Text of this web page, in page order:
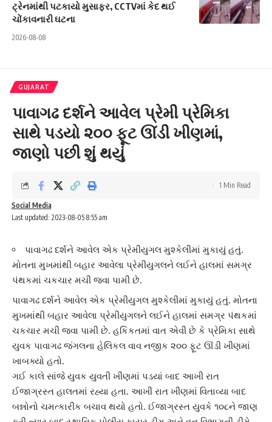
ટ્રેનમાંથી પટકાયો મુસાફર, CCTVમાં કેદ થઈ
ચોંકાવનારી ઘટના
2026-08-08
GUJARAT
પાવાગઢ દર્શને આવેલ પ્રેમી પ્રેમિકા
સાથે પડયો ૨૦૦ ફૂટ ઊંડી ખીણમાં,
જાણો પછી શું થયું
Last updated: 2023-08-05 8:55 am
Social Media
1 Min Read
પાવાગઢ દર્શને આવેલ એક પ્રેમીયુગલ મુશ્કેલીમાં મુકાયું હતું.
મોતના મુખમાંથી બહાર આવેલા પ્રેમીયુગલને લઈને હાલમાં સમગ્ર
પંથકમાં ચકચાર મચી જવા પામી છે.
પાવાગઢ દર્શને આવેલ એક પ્રેમીયુગલ મુશ્કેલીમાં મુકાયું હતું. મોતના
મુખમાંથી બહાર આવેલા પ્રેમીયુગલને લઈને હાલમાં સમગ્ર પંથકમાં
ચકચાર મચી જવા પામી છે. હકિકતમાં વાત એવી છે કે પ્રેમિકા સાથે
યુવક પાવાગઢ જંગલના હેલિકલ વાવ નજીક ૨૦૦ ફૂટ ઊંડી ખીણમાં
ખાબક્યો હતો.
ગઈ કાલે સાંજે યુવક યુવતી ખીણમાં પડયાં બાદ આખી રાત
ઈજાગ્રસ્ત હાલતમાં રહ્યા હતા. આખી રાત ખીણમાં વિતાવ્યા બાદ
બન્નોનો ચમત્કારીક બચાવ થયો હતો. ઈજાગ્રસ્ત યુવકે ૧૦૮ને જાણ